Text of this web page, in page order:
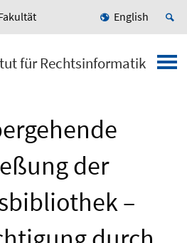
English
für Rechtsinformatik
der
–